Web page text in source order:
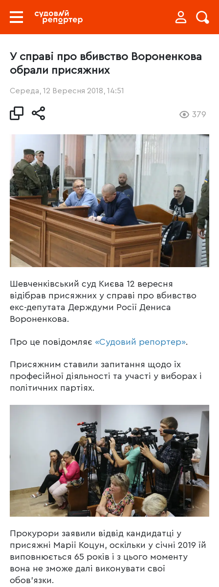
У справі про вбивство Вороненкова
обрали присяжних
Середа, 12 Вересня 2018, 14:51
379
Шевченківський суд Києва 12 вересня
відібрав присяжних у справі про вбивство
екс-депутата Держдуми Росії Дениса
Вороненкова.
Про це повідомляє «Судовий репортер».
Присяжним ставили запитання щодо їх
професійної діяльності та участі у виборах і
політичних партіях.
Прокурори заявили відвід кандидатці у
присяжні Марії Коцун, оскільки у січні 2019 їй
виповнюється 65 років і з цього моменту
вона не зможе далі виконувати свої
обов’язки.